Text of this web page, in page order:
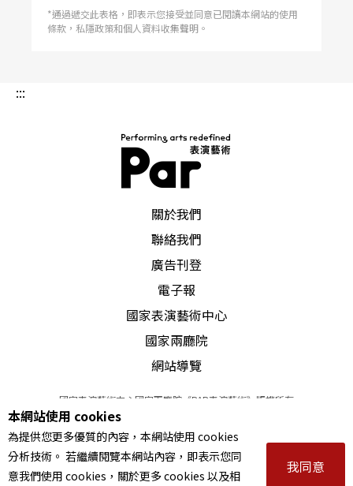
*通過遞交此表格，即表示您接受並同意已閱讀本網站的使用
條款，私隱政策和個人資料收集聲明。
:::
關於我們
聯絡我們
廣告刊登
電子報
國家表演藝術中心
國家兩廳院
網站導覽
國家表演藝術中心國家兩廳院《PAR表演藝術》版權所有
© 2022Performing arts redefined. All Rights Reserved
統一編號 Tax Id number 00973926
本站所提供相關演出資訊，如有異動應以主辦單位公告為準。
服務條款｜隱私權聲明｜著作權聲明
本網站使用 cookies
為提供您更多優質的內容，本網站使用 cookies
分析技術。 若繼續閱覽本網站內容，即表示您同
意我們使用 cookies，關於更多 cookies 以及相
我同意